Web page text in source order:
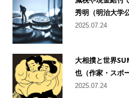
秀明（明治大学
2025.07.24
大相撲と世界
也（作家・スポ
2025.07.24